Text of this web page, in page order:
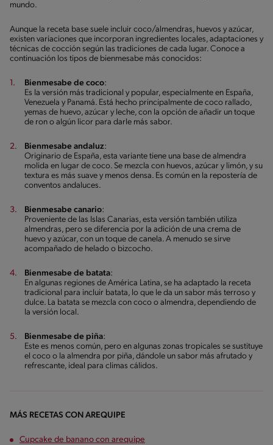
mundo.
Aunque la receta base suele incluir coco/almendras, huevos y azúcar,
existen variaciones que incorporan ingredientes locales, adaptaciones y
técnicas de cocción según las tradiciones de cada lugar. Conoce a
continuación los tipos de bienmesabe más conocidos:
Bienmesabe de coco:
Es la versión más tradicional y popular, especialmente en España,
Venezuela y Panamá. Está hecho principalmente de coco rallado,
yemas de huevo, azúcar y leche, con la opción de añadir un toque
de ron o algún licor para darle más sabor.
Bienmesabe andaluz:
Originario de España, esta variante tiene una base de almendra
molida en lugar de coco. Se mezcla con huevos, azúcar y limón, y su
textura es más suave y menos densa. Es común en la repostería de
conventos andaluces.
Bienmesabe canario:
Proveniente de las Islas Canarias, esta versión también utiliza
almendras, pero se diferencia por la adición de una crema de
huevo y azúcar, con un toque de canela. A menudo se sirve
acompañado de helado o bizcocho.
Bienmesabe de batata:
En algunas regiones de América Latina, se ha adaptado la receta
tradicional para incluir batata, lo que le da un sabor más terroso y
dulce. La batata se mezcla con coco o almendra, dependiendo de
la versión local.
Bienmesabe de piña:
Este es menos común, pero en algunas zonas tropicales se sustituye
el coco o la almendra por piña, dándole un sabor más afrutado y
refrescante, ideal para climas cálidos.
MÁS RECETAS CON AREQUIPE
Cupcake de banano con arequipe